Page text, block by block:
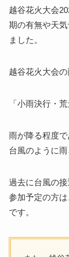
越谷花火大会
期の有無や天
ました。
越谷花火大会
「小雨決行・
雨が降る程度で
台風のように
過去に台風の
参加予定の方
です。